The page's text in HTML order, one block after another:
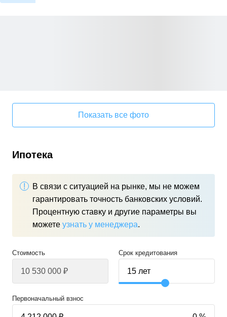
Показать все фото
Ипотека
В связи с ситуацией на рынке, мы не можем
гарантировать точность банковских условий.
Процентную ставку и другие параметры вы
можете узнать у менеджера.
Стоимость
Первоначальный взнос
Срок кредитования